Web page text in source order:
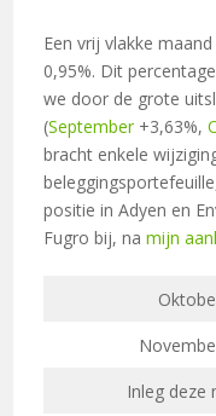
Een vrij vlakke
0,95%. Dit
we door de grote
(September+3,63%,
bracht enkele
positie in Adyen en
Fugro bij, namijn
Inleg deze